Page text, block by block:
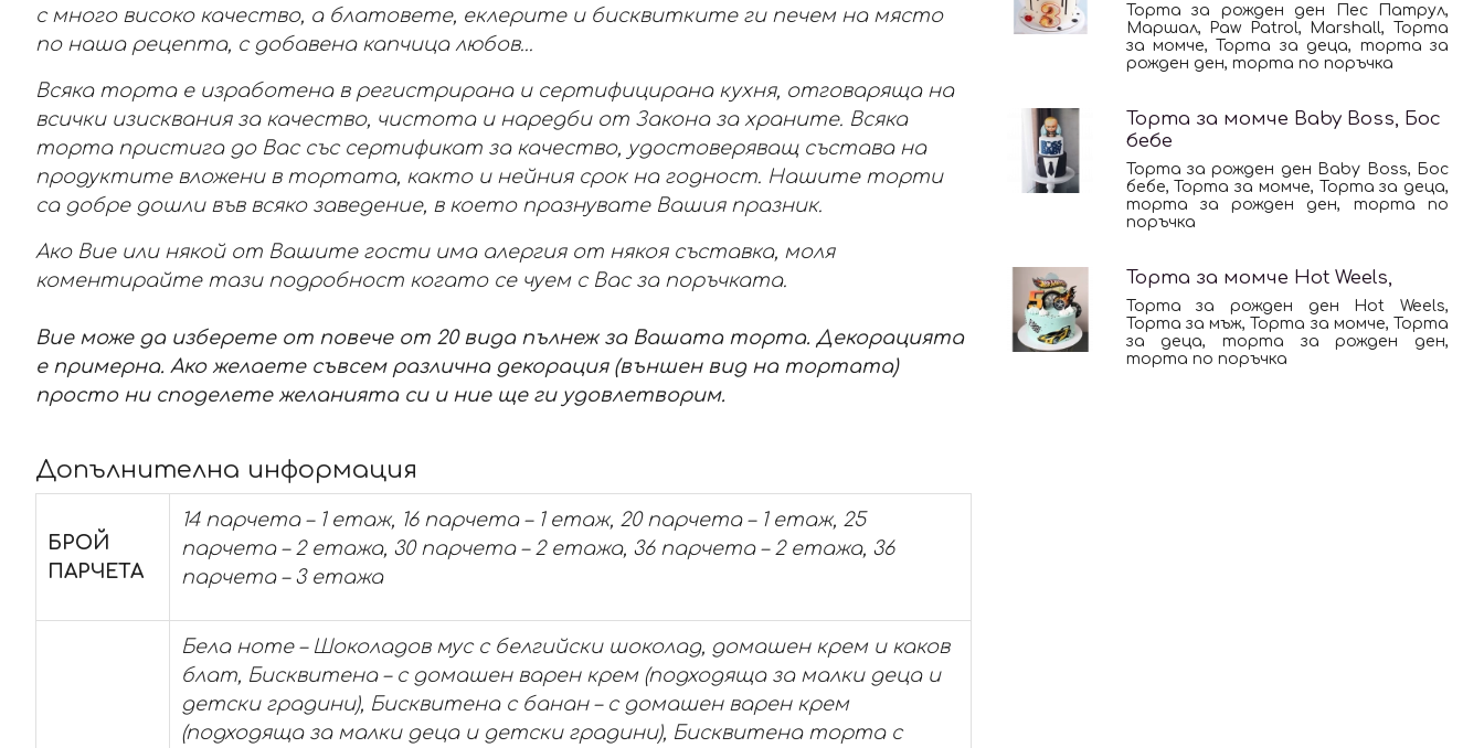
Торта за рожден ден Пес Патрул,
Маршал, Paw Patrol, Marshall, Торта
за момче, Торта за деца, торта за
рожден ден, торта по поръчка
Торта за момче Baby Boss, Бос
бебе
Торта за рожден ден Baby Boss, Бос
бебе, Торта за момче, Торта за деца,
торта за рожден ден, торта по
поръчка
Торта за момче Hot Weels,
Торта за рожден ден Hot Weels,
Торта за мъж, Торта за момче, Торта
за деца, торта за рожден ден,
торта по поръчка
с много високо качество, а блатовете, еклерите и бисквитките ги печем на място
по наша рецепта, с добавена капчица любов...
Всяка торта е изработена в регистрирана и сертифицирана кухня, отговаряща на
всички изисквания за качество, чистота и наредби от Закона за храните. Всяка
торта пристига до Вас със сертификат за качество, удостоверяващ състава на
продуктите вложени в тортата, както и нейния срок на годност. Нашите торти
са добре дошли във всяко заведение, в което празнувате Вашия празник.
Ако Вие или някой от Вашите гости има алергия от някоя съставка, моля
коментирайте тази подробност когато се чуем с Вас за поръчката.
Вие може да изберете от повече от 20 вида пълнеж за Вашата торта. Декорацията
е примерна. Ако желаете съвсем различна декорация (външен вид на тортата)
просто ни споделете желанията си и ние ще ги удовлетворим.
Допълнителна информация
БРОЙ
ПАРЧЕТА
14 парчета – 1 етаж, 16 парчета – 1 етаж, 20 парчета – 1 етаж, 25
парчета – 2 етажа, 30 парчета – 2 етажа, 36 парчета – 2 етажа, 36
парчета – 3 етажа
Бела ноте – Шоколадов мус с белгийски шоколад, домашен крем и каков
блат, Бисквитена – с домашен варен крем (подходяща за малки деца и
детски градини), Бисквитена с банан – с домашен варен крем
(подходяща за малки деца и детски градини), Бисквитена торта с